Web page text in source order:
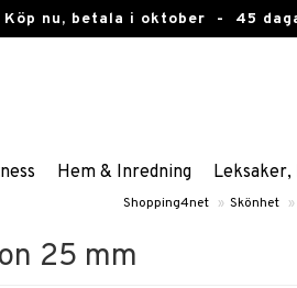
Köp nu, betala i oktober - 45
Hem & Inredning Leksaker,
Shopping4net » Skönhet »
25 mm